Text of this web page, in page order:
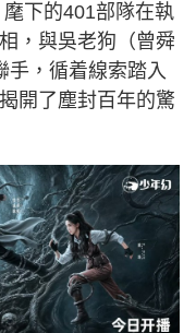
下的401部隊在執
，與吳老狗（曾舜
手，循着線索踏入
開了塵封百年的驚